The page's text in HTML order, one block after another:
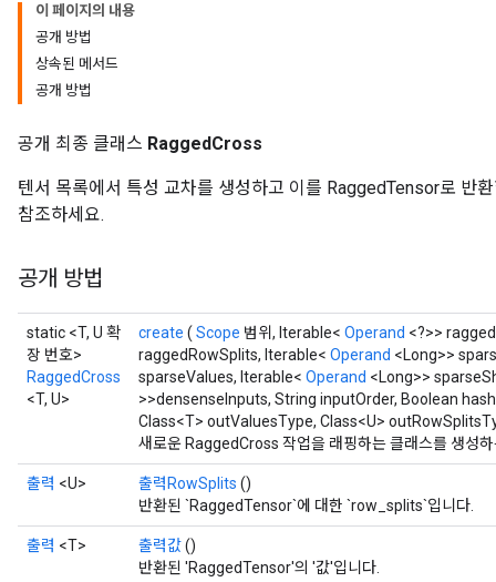
이 페이지의 내용
공개 방법
상속된 메서드
공개 방법
공개 최종 클래스 RaggedCross
텐서 목록에서 특성 교차를 생성하고 이를 RaggedTensor로 반
참조하세요.
공개 방법
static <T, U 확
장 번호>
RaggedCross
<T, U>
create ( Scope 범위, Iterable< Operand <?>>
raggedRowSplits, Iterable< Operand <Long>>
sparseValues, Iterable< Operand <Long>>
>>densenseInputs, String inputOrder, Boolean
Class<T> outValuesType, Class<U>
새로운 RaggedCross 작업을 래핑하는 클래스를 생성
출력 <U> 출력RowSplits ()
반환된 `RaggedTensor`에 대한 `row_splits`입니다.
출력 <T> 출력값()
반환된 'RaggedTensor'의 '값'입니다.